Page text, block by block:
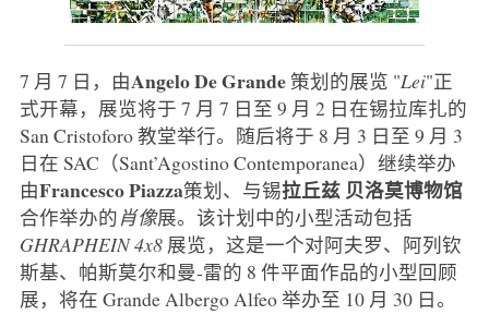
7 月 7 日，由Angelo De Grande策划的展览 "Lei"正
式开幕，展览将于 7 月 7 日至 9 月 2 日在锡拉库扎的
San Cristoforo 教堂举行。随后将于 8 月 3 日至 9 月 3
日在 SAC（Sant’Agostino Contemporanea）继续举办
由Francesco Piazza策划、与锡拉丘兹贝洛莫博物馆
合作举办的肖像展。该计划中的小型活动包括
GHRAPHEIN 4x8展览，这是一个对阿夫罗、阿列钦
斯基、帕斯莫尔和曼-雷的 8 件平面作品的小型回顾
展，将在 Grande Albergo Alfeo 举办至 10 月 30 日。